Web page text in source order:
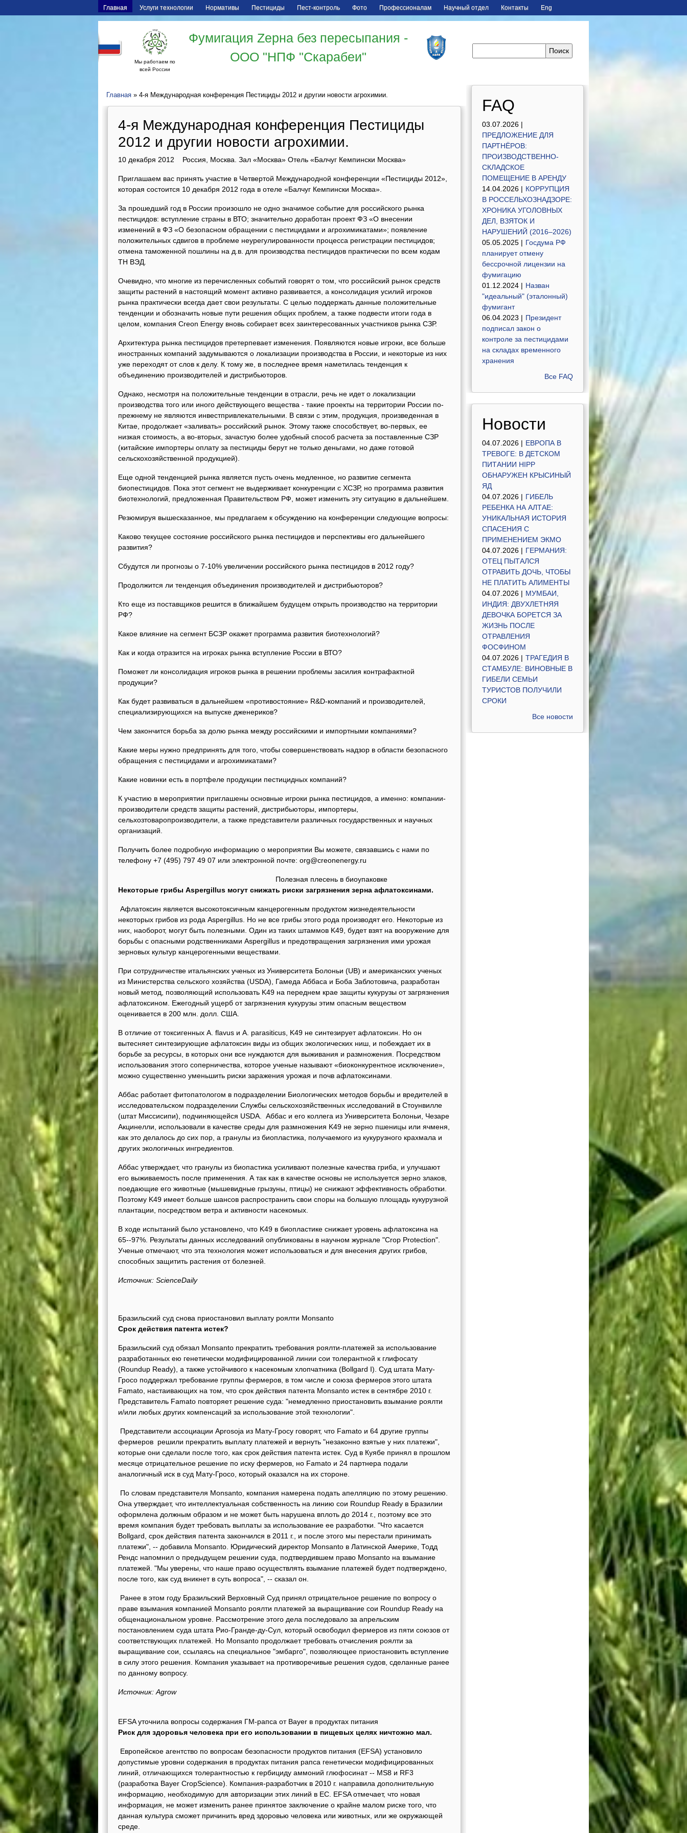
Главная Услуги технологии Нормативы Пестициды Пест-контроль Фото Профессионалам Научный отдел Контакты Eng
Мы работаем по
всей России
Фумигация Zерна без пересыпания -
ООО "НПФ "Скарабеи"
Главная » 4-я Международная конференция Пестициды 2012 и другии новости агрохимии.
4-я Международная конференция Пестициды
2012 и другии новости агрохимии.
10 декабря 2012 Россия, Москва. Зал «Москва» Отель «Балчуг Кемпински Москва»
Приглашаем вас принять участие в Четвертой Международной конференции «Пестициды 2012»,
которая состоится 10 декабря 2012 года в отеле «Балчуг Кемпински Москва».
За прошедший год в России произошло не одно значимое событие для российского рынка
пестицидов: вступление страны в ВТО; значительно доработан проект ФЗ «О внесении
изменений в ФЗ «О безопасном обращении с пестицидами и агрохимикатами»; появление
положительных сдвигов в проблеме неурегулированности процесса регистрации пестицидов;
отмена таможенной пошлины на д.в. для производства пестицидов практически по всем кодам
ТН ВЭД.
Очевидно, что многие из перечисленных событий говорят о том, что российский рынок средств
защиты растений в настоящий момент активно развивается, а консолидация усилий игроков
рынка практически всегда дает свои результаты. С целью поддержать данные положительные
тенденции и обозначить новые пути решения общих проблем, а также подвести итоги года в
целом, компания Creon Energy вновь собирает всех заинтересованных участников рынка СЗР.
Архитектура рынка пестицидов претерпевает изменения. Появляются новые игроки, все больше
иностранных компаний задумываются о локализации производства в России, и некоторые из них
уже переходят от слов к делу. К тому же, в последнее время наметилась тенденция к
объединению производителей и дистрибьюторов.
Однако, несмотря на положительные тенденции в отрасли, речь не идет о локализации
производства того или иного действующего вещества - такие проекты на территории России по-
прежнему не являются инвестпривлекательными. В связи с этим, продукция, произведенная в
Китае, продолжает «заливать» российский рынок. Этому также способствует, во-первых, ее
низкая стоимость, а во-вторых, зачастую более удобный способ расчета за поставленные СЗР
(китайские импортеры оплату за пестициды берут не только деньгами, но даже готовой
сельскохозяйственной продукцией).
Еще одной тенденцией рынка является пусть очень медленное, но развитие сегмента
биопестицидов. Пока этот сегмент не выдерживает конкуренции с ХСЗР, но программа развития
биотехнологий, предложенная Правительством РФ, может изменить эту ситуацию в дальнейшем.
Резюмируя вышесказанное, мы предлагаем к обсуждению на конференции следующие вопросы:
Каково текущее состояние российского рынка пестицидов и перспективы его дальнейшего
развития?
Сбудутся ли прогнозы о 7-10% увеличении российского рынка пестицидов в 2012 году?
Продолжится ли тенденция объединения производителей и дистрибьюторов?
Кто еще из поставщиков решится в ближайшем будущем открыть производство на территории
РФ?
Какое влияние на сегмент БСЗР окажет программа развития биотехнологий?
Как и когда отразится на игроках рынка вступление России в ВТО?
Поможет ли консолидация игроков рынка в решении проблемы засилия контрафактной
продукции?
Как будет развиваться в дальнейшем «противостояние» R&D-компаний и производителей,
специализирующихся на выпуске дженериков?
Чем закончится борьба за долю рынка между российскими и импортными компаниями?
Какие меры нужно предпринять для того, чтобы совершенствовать надзор в области безопасного
обращения с пестицидами и агрохимикатами?
Какие новинки есть в портфеле продукции пестицидных компаний?
К участию в мероприятии приглашены основные игроки рынка пестицидов, а именно: компании-
производители средств защиты растений, дистрибьюторы, импортеры,
сельхозтоваропроизводители, а также представители различных государственных и научных
организаций.
Получить более подробную информацию о мероприятии Вы можете, связавшись с нами по
телефону +7 (495) 797 49 07 или электронной почте: org@creonenergy.ru
Полезная плесень в биоупаковке
Некоторые грибы Aspergillus могут снижать риски загрязнения зерна афлатоксинами.
Афлатоксин является высокотоксичным канцерогенным продуктом жизнедеятельности
некоторых грибов из рода Aspergillus. Но не все грибы этого рода производят его. Некоторые из
них, наоборот, могут быть полезными. Один из таких штаммов K49, будет взят на вооружение для
борьбы с опасными родственниками Aspergillus и предотвращения загрязнения ими урожая
зерновых культур канцерогенными веществами.
При сотрудничестве итальянских ученых из Университета Болоньи (UB) и американских ученых
из Министерства сельского хозяйства (USDA), Гамеда Аббаса и Боба Заблотовича, разработан
новый метод, позволяющий использовать K49 на переднем крае защиты кукурузы от загрязнения
афлатоксином. Ежегодный ущерб от загрязнения кукурузы этим опасным веществом
оценивается в 200 млн. долл. США.
В отличие от токсигенных A. flavus и A. parasiticus, K49 не синтезирует афлатоксин. Но он
вытесняет синтезирующие афлатоксин виды из общих экологических ниш, и побеждает их в
борьбе за ресурсы, в которых они все нуждаются для выживания и размножения. Посредством
использования этого соперничества, которое ученые называют «биоконкурентное исключение»,
можно существенно уменьшить риски заражения урожая и почв афлатоксинами.
Аббас работает фитопатологом в подразделении Биологических методов борьбы и вредителей в
исследовательском подразделении Службы сельскохозяйственных исследований в Стоунвилле
(штат Миссисипи), подчиняющейся USDA. Аббас и его коллега из Университета Болоньи, Чезаре
Акцинелли, использовали в качестве среды для размножения K49 не зерно пшеницы или ячменя,
как это делалось до сих пор, а гранулы из биопластика, получаемого из кукурузного крахмала и
других экологичных ингредиентов.
Аббас утверждает, что гранулы из биопастика усиливают полезные качества гриба, и улучшают
его выживаемость после применения. А так как в качестве основы не используется зерно злаков,
поедающие его животные (мышевидные грызуны, птицы) не снижают эффективность обработки.
Поэтому K49 имеет больше шансов распространить свои споры на большую площадь кукурузной
плантации, посредством ветра и активности насекомых.
В ходе испытаний было установлено, что K49 в биопластике снижает уровень афлатоксина на
65--97%. Результаты данных исследований опубликованы в научном журнале "Crop Protection".
Ученые отмечают, что эта технология может использоваться и для внесения других грибов,
способных защитить растения от болезней.
Источник: ScienceDaily
Бразильский суд снова приостановил выплату роялти Monsanto
Срок действия патента истек?
Бразильский суд обязал Monsanto прекратить требования роялти-платежей за использование
разработанных ею генетически модифицированной линии сои толерантной к глифосату
(Roundup Ready), а также устойчивого к насекомым хлопчатника (Bollgard I). Суд штата Мату-
Гросо поддержал требование группы фермеров, в том числе и союза фермеров этого штата
Famato, настаивающих на том, что срок действия патента Monsanto истек в сентябре 2010 г.
Представитель Famato повторяет решение суда: "немедленно приостановить взымание роялти
и/или любых других компенсаций за использование этой технологии".
Представители ассоциации Aprosoja из Мату-Гросу говорят, что Famato и 64 другие группы
фермеров решили прекратить выплату платежей и вернуть "незаконно взятые у них платежи",
которые они сделали после того, как срок действия патента истек. Суд в Куябе принял в прошлом
месяце отрицательное решение по иску фермеров, но Famato и 24 партнера подали
аналогичный иск в суд Мату-Гросо, который оказался на их стороне.
По словам представителя Monsanto, компания намерена подать апелляцию по этому решению.
Она утверждает, что интеллектуальная собственность на линию сои Roundup Ready в Бразилии
оформлена должным образом и не может быть нарушена вплоть до 2014 г., поэтому все это
время компания будет требовать выплаты за использование ее разработки. "Что касается
Bollgard, срок действия патента закончился в 2011 г., и после этого мы перестали принимать
платежи", -- добавила Monsanto. Юридический директор Monsanto в Латинской Америке, Тодд
Рендс напомнил о предыдущем решении суда, подтвердившем право Monsanto на взымание
платежей. "Мы уверены, что наше право осуществлять взымание платежей будет подтверждено,
после того, как суд вникнет в суть вопроса", -- сказал он.
Ранее в этом году Бразильский Верховный Суд принял отрицательное решение по вопросу о
праве взымания компанией Monsanto роялти платежей за выращивание сои Roundup Ready на
общенациональном уровне. Рассмотрение этого дела последовало за апрельским
постановлением суда штата Рио-Гранде-ду-Сул, который освободил фермеров из пяти союзов от
соответствующих платежей. Но Monsanto продолжает требовать отчисления роялти за
выращивание сои, ссылаясь на специальное "эмбарго", позволяющее приостановить вступление
в силу этого решения. Компания указывает на противоречивые решения судов, сделанные ранее
по данному вопросу.
Источник: Agrow
EFSA уточнила вопросы содержания ГМ-рапса от Bayer в продуктах питания
Риск для здоровья человека при его использовании в пищевых целях ничтожно мал.
Европейское агентство по вопросам безопасности продуктов питания (EFSA) установило
допустимые уровни содержания в продуктах питания рапса генетически модифицированных
линий, отличающихся толерантностью к гербициду аммоний глюфосинат -- MS8 и RF3
(разработка Bayer CropScience). Компания-разработчик в 2010 г. направила дополнительную
информацию, необходимую для авторизации этих линий в ЕС. EFSA отмечает, что новая
информация, не может изменить ранее принятое заключение о крайне малом риске того, что
данная культура сможет причинить вред здоровью человека или животных, или же окружающей
среде.
FAQ
03.07.2026 |
ПРЕДЛОЖЕНИЕ ДЛЯ
ПАРТНЁРОВ:
ПРОИЗВОДСТВЕННО-
СКЛАДСКОЕ
ПОМЕЩЕНИЕ В АРЕНДУ
14.04.2026 | КОРРУПЦИЯ
В РОССЕЛЬХОЗНАДЗОРЕ:
ХРОНИКА УГОЛОВНЫХ
ДЕЛ, ВЗЯТОК И
НАРУШЕНИЙ (2016–2026)
05.05.2025 | Госдума РФ
планирует отмену
бессрочной лицензии на
фумигацию
01.12.2024 | Назван
"идеальный" (эталонный)
фумигант
06.04.2023 | Президент
подписал закон о
контроле за пестицидами
на складах временного
хранения
Все FAQ
Новости
04.07.2026 | ЕВРОПА В
ТРЕВОГЕ: В ДЕТСКОМ
ПИТАНИИ HIPP
ОБНАРУЖЕН КРЫСИНЫЙ
ЯД
04.07.2026 | ГИБЕЛЬ
РЕБЕНКА НА АЛТАЕ:
УНИКАЛЬНАЯ ИСТОРИЯ
СПАСЕНИЯ С
ПРИМЕНЕНИЕМ ЭКМО
04.07.2026 | ГЕРМАНИЯ:
ОТЕЦ ПЫТАЛСЯ
ОТРАВИТЬ ДОЧЬ, ЧТОБЫ
НЕ ПЛАТИТЬ АЛИМЕНТЫ
04.07.2026 | МУМБАИ,
ИНДИЯ: ДВУХЛЕТНЯЯ
ДЕВОЧКА БОРЕТСЯ ЗА
ЖИЗНЬ ПОСЛЕ
ОТРАВЛЕНИЯ
ФОСФИНОМ
04.07.2026 | ТРАГЕДИЯ В
СТАМБУЛЕ: ВИНОВНЫЕ В
ГИБЕЛИ СЕМЬИ
ТУРИСТОВ ПОЛУЧИЛИ
СРОКИ
Все новости